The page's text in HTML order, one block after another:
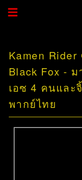
Kamen
Black Fox -
เอซ 4 คนและ
พากย์ไทย